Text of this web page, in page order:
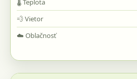
🌡️Teplota
💨Vietor
☁️ Oblačnosť